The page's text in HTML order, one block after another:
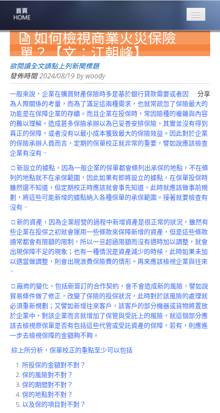
專業豐林
Professional
保險大家談
1386集
台灣商業保險
第一品牌
關於豐林
About
服務項目
Service
火災保額
估算系統
Product
如何檢視商業火災保險
單？【文：江朝峰】
欲閱讀全文請點上列新聞標題
發佈時間2024/08/19 bywoody
分享
一般來說，企業在購買財產保險時多是基於銀行貸款需要或者因
為人際關係的考量，而為了滿足這兩種需求，也就常疏忽了保險最大的
功能是在保障企業的存續。而且企業在投保時，常因險種的複雜與內容
的難以理解，造成甚多保險承辦以為已妥善安排保險，其實並沒有得到
真正的保障，或者沒有以最小成本獲致最大的保險效益。因此對於企業
的保險承辦人員而言，定期的保單校正就非常的重要，譬如說應該檢查
企業有沒有 ~
□ 新設立的據點，因為一般企業的保單都會條列出承保的地點，不在條
列的地點就不在承保範圍，因此如果有即將設立的據點，在保單投保時
雖然還不知道，但定期校正時應該就會事先知道，此時就應該做事前規
劃，將這些可能新增的據點納入各種保單的承保範圍。接著就要檢查有
沒有 ~
□ 新的資產，因為企業經營的過程中新增資產是很正常的狀況，雖然有
些企業在投保之初就會運用一些條款來保障新增的資產，但是這些條款
通常都會有限額的限制，所以一旦超過限額而沒有適時加以調整，就會
出現保障不足的現象；也有一種情況是資產減少的時候，此時如果未加
以適當做調整，則會出現浪費保險費的情形。再來應該檢視企業與往來
~
□ 廠商的變化，包括新簽訂的合作契約，會不會造成新的風險，譬如說
貿易條件做了修正，改變了保險的投保狀況，此時對於該風險的處理就
必須重新規劃；又譬如新增往來客戶，該客戶的部分機器或貨物將置放
於企業中，對該企業而言就增加了保管與受託上的風險，就這個部分應
該去檢視原保單是否有包括這些代管或受託資產的保障，若有，則應進
一步去檢視保障的金額夠不夠。
綜上所分析，保單校正的重點至少可以包括
所投保的金額對不對？
保的風險對不對？
保的期間對不對？
保的地點對不對？
以及保的項目對不對？